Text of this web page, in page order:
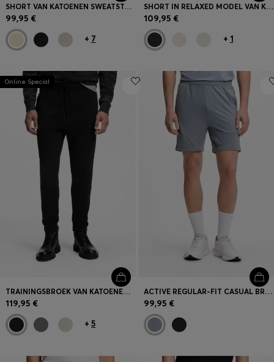
SHORT VAN KATOENEN SWEATSTOF MET LOGOPATCH
99,95 €
+ 7
SHORT IN RELAXED MODEL VAN KATOENEN BADSTOF
109,95 €
+ 1
Online Special
TRAININGSBROEK VAN KATOENEN BADSTOF MET LOGOPATCH
119,95 €
+5
ACTIVE REGULAR-FIT CASUAL BROEK MET INZETSTUKKEN
99,95 €